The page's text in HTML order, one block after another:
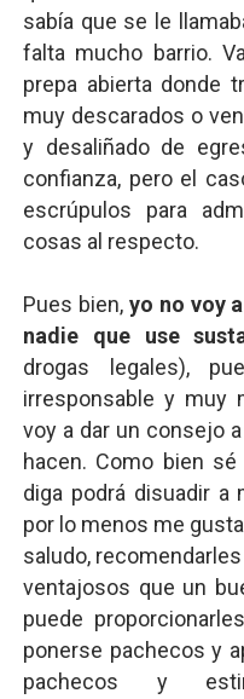
Transformers: ¿Una
Gentile: Lo que
Definiendo: ¿Qué es
Panorama del nuevo
Llévenmelo fuchachos:
sabía que se le
falta mucho barrio.
prepa abierta donde
muy descarados o
y desaliñado de
confianza, pero el
escrúpulos para
cosas al respecto.
Pues bien, yo no voy
nadie que use
drogas legales),
irresponsable y muy
voy a dar un consejo
hacen. Como bien
diga podrá disuadir a
por lo menos me
saludo,
ventajosos que un
puede
ponerse pachecos y
pachecos y